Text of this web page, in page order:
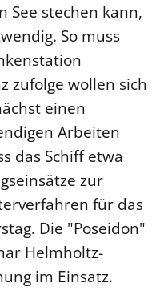
See stechen kann,
So muss
zufolge wollen sich
einen
Arbeiten
das Schiff etwa
zur
für das
Die "Poseidon"
Helmholtz-
im Einsatz.